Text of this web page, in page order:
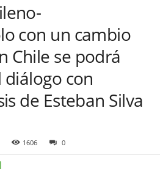
con un cambio
Chile se podrá
con
de Esteban Silva
1606 0